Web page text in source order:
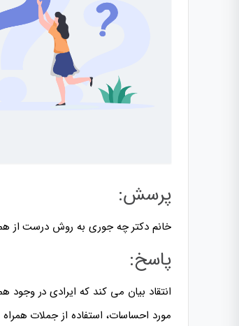
پرسش:
خانم دکتر چه جوری به روش درست از
پاسخ:
انتقاد بیان می کند که ایرادی در
مورد احساسات، استفاده از جملات